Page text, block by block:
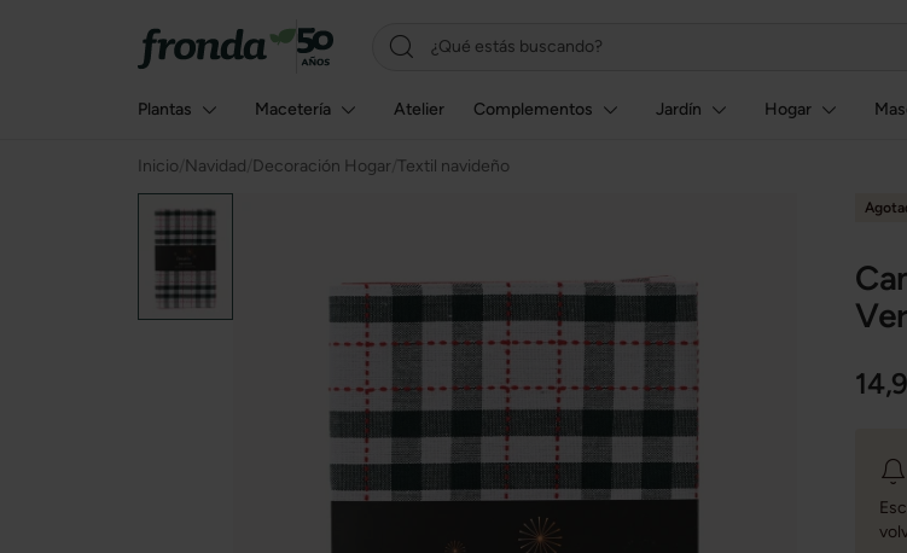
Plantas Macetería Atelier Complementos Jardín Hogar
Inicio Navidad Decoración Hogar Textil navideño